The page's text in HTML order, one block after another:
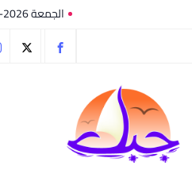
الجمعة 2026-08-07